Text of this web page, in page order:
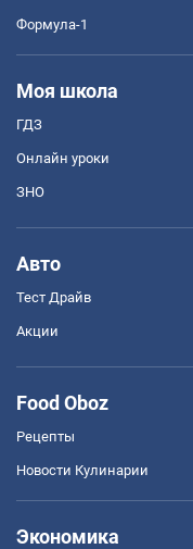
Формула-1
Моя школа
ГДЗ
Онлайн уроки
ЗНО
Авто
Тест Драйв
Акции
Food Oboz
Рецепты
Новости Кулинарии
Экономика